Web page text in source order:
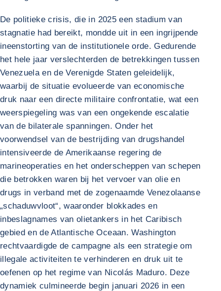
De politieke crisis, die in 2025 een stadium van
stagnatie had bereikt, mondde uit in een ingrijpende
ineenstorting van de institutionele orde. Gedurende
het hele jaar verslechterden de betrekkingen tussen
Venezuela en de Verenigde Staten geleidelijk,
waarbij de situatie evolueerde van economische
druk naar een directe militaire confrontatie, wat een
weerspiegeling was van een ongekende escalatie
van de bilaterale spanningen. Onder het
voorwendsel van de bestrijding van drugshandel
intensiveerde de Amerikaanse regering de
marineoperaties en het onderscheppen van schepen
die betrokken waren bij het vervoer van olie en
drugs in verband met de zogenaamde Venezolaanse
„schaduwvloot“, waaronder blokkades en
inbeslagnames van olietankers in het Caribisch
gebied en de Atlantische Oceaan. Washington
rechtvaardigde de campagne als een strategie om
illegale activiteiten te verhinderen en druk uit te
oefenen op het regime van Nicolás Maduro. Deze
dynamiek culmineerde begin januari 2026 in een